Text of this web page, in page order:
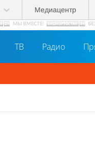
Медиацентр
ТВ Радио